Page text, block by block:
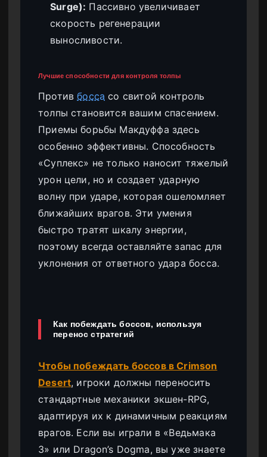
Surge): Пассивно увеличивает
скорость регенерации
выносливости.
Лучшие способности для контроля толпы
Противбосса со свитой контроль
толпы становится вашим спасением.
Приемы борьбы Макдуффа здесь
особенно эффективны. Способность
«Суплекс» не только наносит тяжелый
урон цели, но и создает ударную
волну при ударе, которая ошеломляет
ближайших врагов. Эти умения
быстро тратят шкалу энергии,
поэтому всегда оставляйте запас для
уклонения от ответного удара босса.
Как побеждать боссов, используя
перенос стратегий
Чтобы побеждать боссов в Crimson
Desert, игроки должны переносить
стандартные механики экшен-RPG,
адаптируя их к динамичным реакциям
врагов. Если вы играли в «Ведьмака
3» или Dragon’s Dogma, вы уже знаете